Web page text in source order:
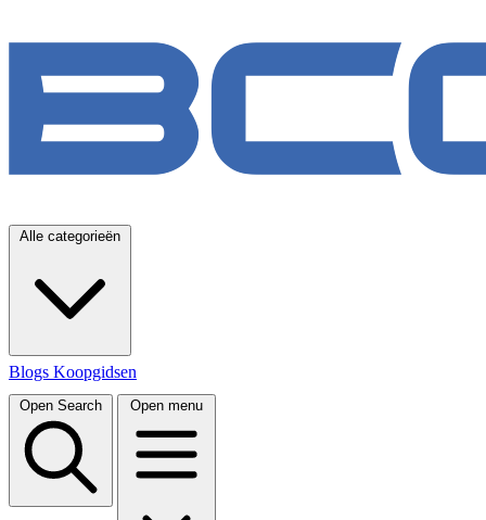
Alle categorieën
Blogs Koopgidsen
Open Search Open menu